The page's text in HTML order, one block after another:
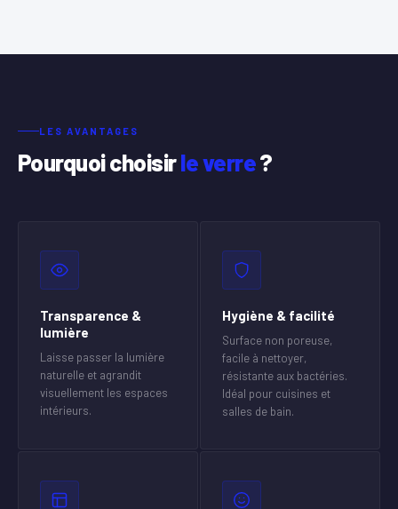
LES AVANTAGES
Pourquoi choisirle verre?
Transparence &
lumière
Laisse passer la lumière
naturelle et agrandit
visuellement les espaces
intérieurs.
Hygiène & facilité
Surface non poreuse,
facile à nettoyer,
résistante aux bactéries.
Idéal pour cuisines et
salles de bain.